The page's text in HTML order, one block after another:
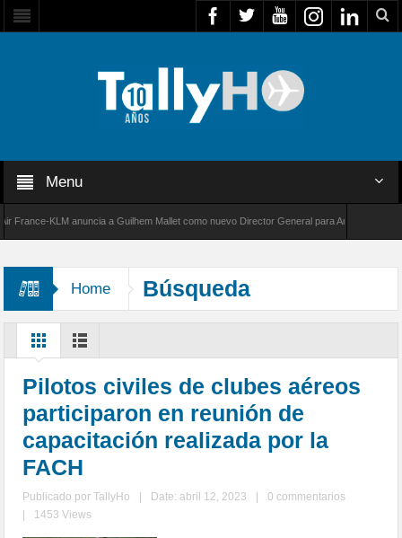
Menu
KLM anuncia a Guilhem Mallet como nuevo Director General para América Latina
Home Búsqueda
Pilotos civiles de clubes aéreos
participaron en reunión de
capacitación realizada por la
FACH
Publicado porTallyHo Date: abril 12, 2023
0 commentarios
1453 Views